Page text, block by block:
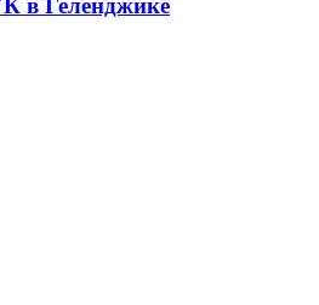
в Геленджике